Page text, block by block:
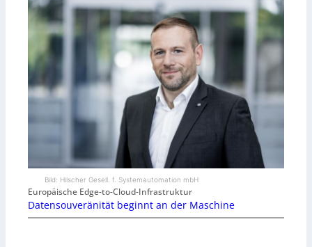
Bild: Hilscher Gesell. f. Systemautomation mbH
Europäische Edge-to-Cloud-Infrastruktur
Datensouveränität beginnt an der Maschine